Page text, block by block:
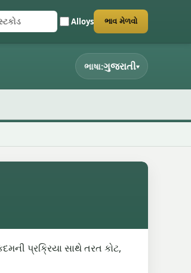
Alloys ભાવ મેળવો
ભાષા:ગુજરાતી▾
પ્રક્રિયા સાથે તરત કોટ,